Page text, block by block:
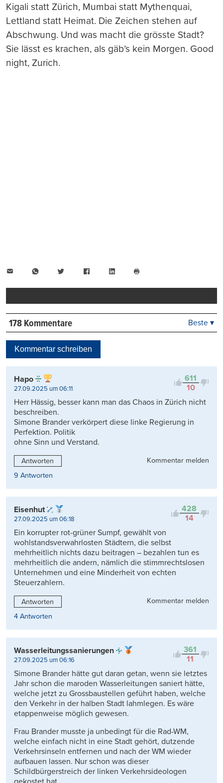
Kigali statt Zürich, Mumbai statt Mythenquai,
Lettland statt Heimat. Die Zeichen stehen auf
Abschwung. Und was macht die grösste Stadt?
Sie lässt es krachen, als gäb’s kein Morgen. Good
night, Zurich.
WhatsAppTwitter FacebookLinkedIn
drucken
178 Kommentare
Kontrovers
Beste ▾
Kommentar schreiben
611
10
Hapo
27.09.2025 um 06:11
Herr Hässig, besser kann man das Chaos in Zürich nicht
beschreiben.
Simone Brander verkörpert diese linke Regierung in
Perfektion. Politik
ohne Sinn und Verstand.
Antworten
Kommentar melden
9 Antworten
428
14
Eisenhut
27.09.2025 um 06:18
Ein korrupter rot-grüner Sumpf, gewählt von
wohlstandsverwahrlosten Städtern, die selbst
mehrheitlich nichts dazu beitragen – bezahlen tun es
mehrheitlich die andern, nämlich die stimmrechtslosen
Unternehmen und eine Minderheit von echten
Steuerzahlern.
Antworten
Kommentar melden
4 Antworten
361
11
Wasserleitungssanierungen
27.09.2025 um 06:16
Simone Brander hätte gut daran getan, wenn sie letztes
Jahr schon die maroden Wasserleitungen saniert hätte,
welche jetzt zu Grossbaustellen geführt haben, welche
den Verkehr in der halben Stadt lahmlegen. Es wäre
etappenweise möglich gewesen.
Frau Brander musste ja unbedingt für die Rad-WM,
welche einfach nicht in eine Stadt gehört, dutzende
Verkehrsinseln entfernen und nach der WM wieder
aufbauen lassen. Nur schon was dieser
Schildbürgerstreich der linken Verkehrsideologen